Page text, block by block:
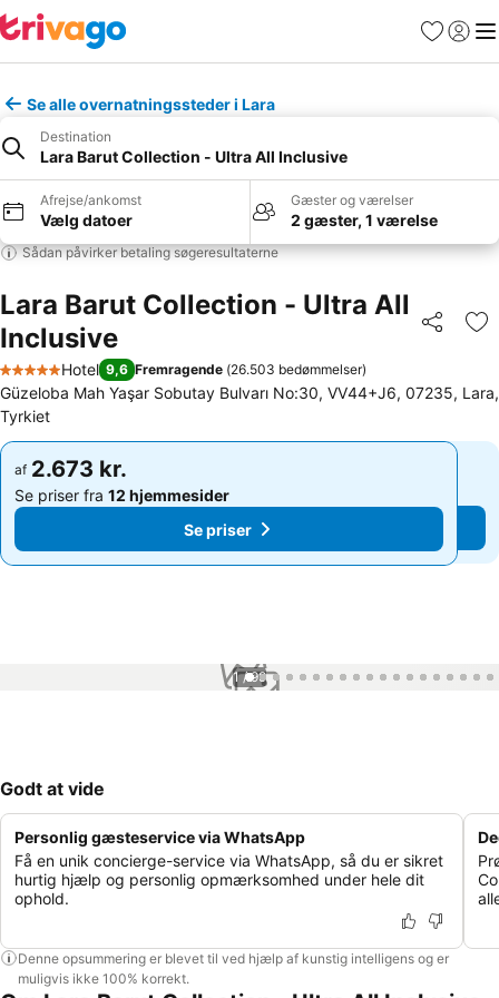
Favoritter
Log ind
Se alle overnatningssteder i Lara
Destination
Lara Barut Collection - Ultra All Inclusive
Afrejse/ankomst
Vælg datoer
Gæster og værelser
2 gæster, 1 værelse
Sådan påvirker betaling søgeresultaterne
Lara Barut Collection - Ultra All
Inclusive
Del
5 Stjerner
Hotel 9,6 Fremragende (26.503 bedømmelser)
Güzeloba Mah Yaşar Sobutay Bulvarı No:30, VV44+J6, 07235, Lara,
Tyrkiet
af 2.673 kr.
Se priser fra 12 hjemmesider
Se priser
af 2.673 kr.
Se priser fra 12 hjemmesider
Se priser
1 / 99
Godt at vide
Personlig gæsteservice via WhatsApp
Få en unik concierge-service via WhatsApp, så du er sikret
hurtig hjælp og personlig opmærksomhed under hele dit
ophold.
Denne opsummering er blevet til ved hjælp af kunstig intelligens og er
muligvis ikke 100% korrekt.